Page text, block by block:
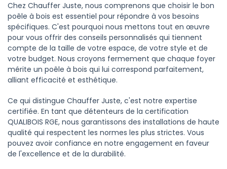
Chez Chauffer Juste, nous comprenons que choisir le bon
poêle à bois est essentiel pour répondre à vos besoins
spécifiques. C'est pourquoi nous mettons tout en œuvre
pour vous offrir des conseils personnalisés qui tiennent
compte de la taille de votre espace, de votre style et de
votre budget. Nous croyons fermement que chaque foyer
mérite un poêle à bois qui lui correspond parfaitement,
alliant efficacité et esthétique.
Ce qui distingue Chauffer Juste, c'est notre expertise
certifiée. En tant que détenteurs de la certification
QUALIBOIS RGE, nous garantissons des installations de haute
qualité qui respectent les normes les plus strictes. Vous
pouvez avoir confiance en notre engagement en faveur
de l'excellence et de la durabilité.